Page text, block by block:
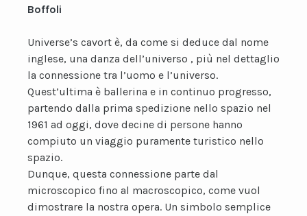
Boffoli
Universe’s cavort è, da come si deduce dal nome
inglese, una danza dell’universo , più nel dettaglio
la connessione tra l’uomo e l’universo.
Quest’ultima è ballerina e in continuo progresso,
partendo dalla prima spedizione nello spazio nel
1961 ad oggi, dove decine di persone hanno
compiuto un viaggio puramente turistico nello
spazio.
Dunque, questa connessione parte dal
microscopico fino al macroscopico, come vuol
dimostrare la nostra opera. Un simbolo semplice